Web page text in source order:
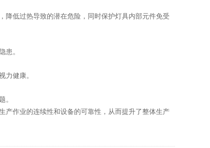
降低过热导致的潜在危险，同时保护灯具内部元件免受
患。
力健康。
。
产作业的连续性和设备的可靠性，从而提升了整体生产